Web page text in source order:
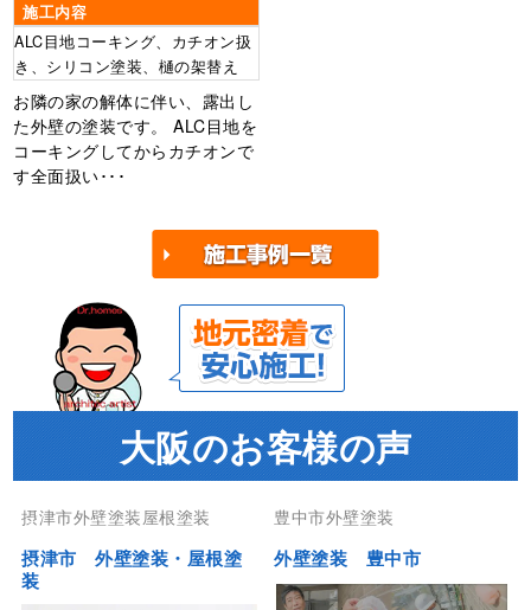
施工内容
ALC目地コーキング、カチオン扱
き、シリコン塗装、樋の架替え
お隣の家の解体に伴い、露出し
た外壁の塗装です。 ALC目地を
コーキングしてからカチオンで
す全面扱い･･･
大阪のお客様の声
摂津市外壁塗装屋根塗装
摂津市 外壁塗装・屋根塗
装
豊中市外壁塗装
外壁塗装 豊中市